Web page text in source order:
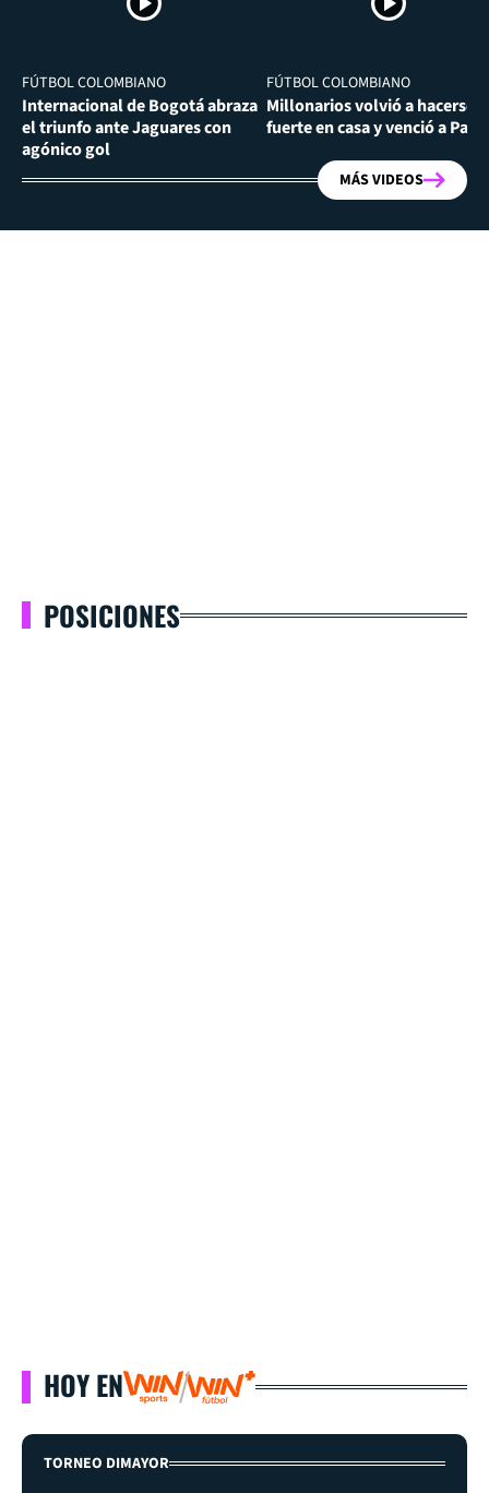
FÚTBOL COLOMBIANO
Internacional de Bogotá abraza
el triunfo ante Jaguares con
agónico gol
FÚTBOL COLOMBIANO
Millonarios volvió a hacerse
fuerte en casa y venció a
MÁS VIDEOS
POSICIONES
HOY EN
TORNEO DIMAYOR